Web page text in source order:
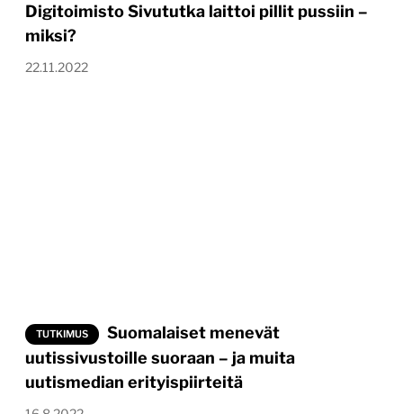
Digitoimisto Sivututka laittoi pillit pussiin –
miksi?
22.11.2022
TUTKIMUS
Suomalaiset menevät
uutissivustoille suoraan – ja muita
uutismedian erityispiirteitä